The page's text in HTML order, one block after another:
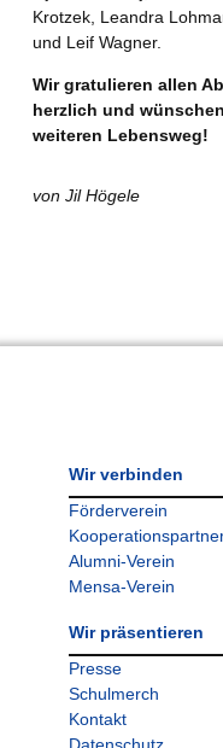
Krotzek, Leandra
und Leif Wagner.
Wir gratulieren allen
herzlich und
weiteren Lebensweg!
von Jil Högele
Wir verbinden
Förderverein
Alumni-Verein
Mensa-Verein
Wir präsentieren
Presse
Schulmerch
Kontakt